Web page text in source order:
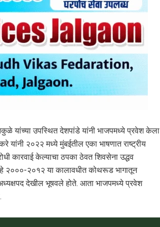
यांच्या उपस्थित देशपांडे यांनी भाजपमध्ये प्रवेश केला
२०२२ मध्ये मुंबईतील एका भाषणात राष्ट्रीय
कारवाई केल्याचा ठपका ठेवत शिवसेना उद्धव
हे २०००-२०१२ या कालावधीत कोथरूड भागातून
देखील भूषवले होते. आता भाजपमध्ये प्रवेश